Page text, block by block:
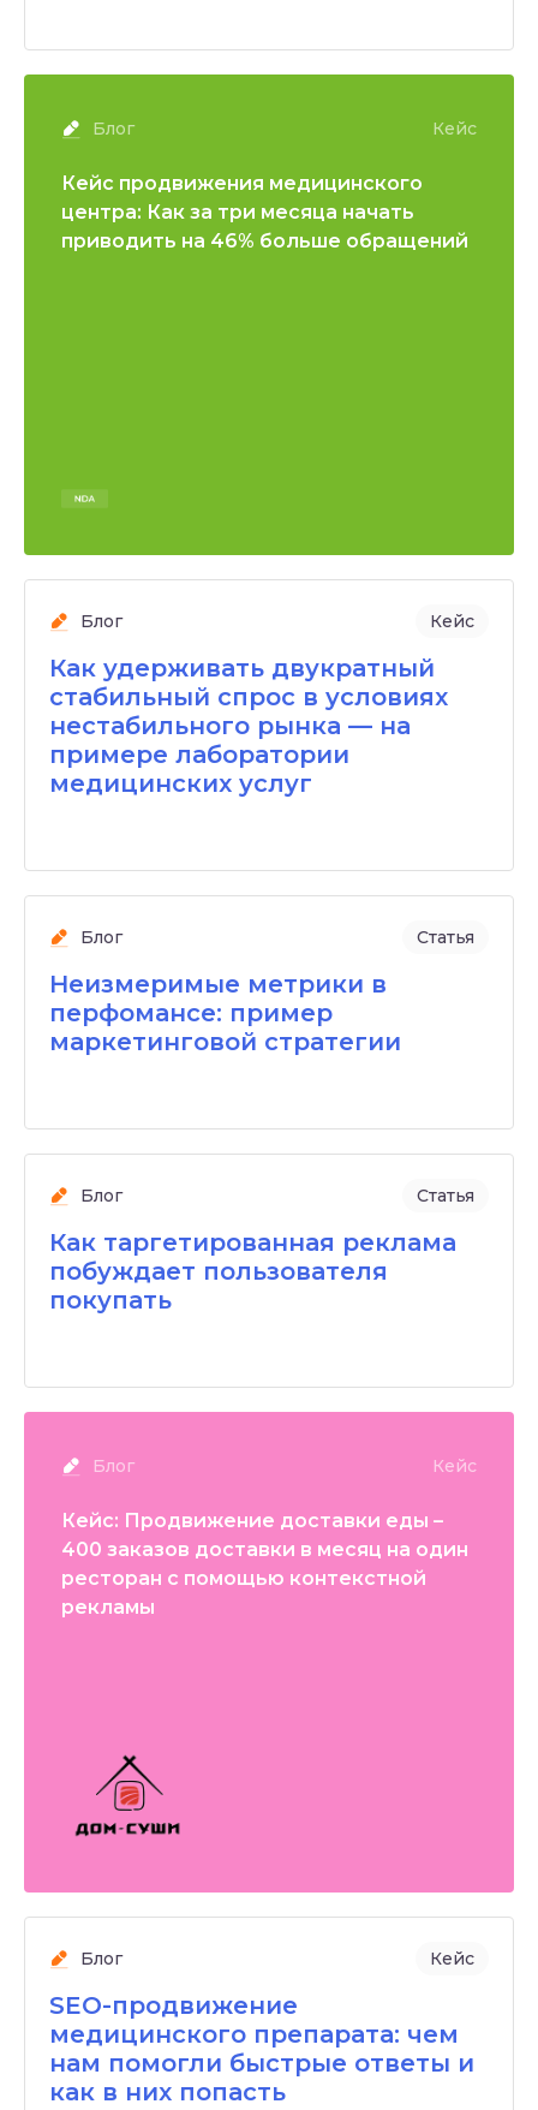
Блог Кейс
Кейс продвижения медицинского
центра: Как за три месяца начать
приводить на 46% больше обращений
Блог Кейс
Как удерживать двукратный
стабильный спрос в условиях
нестабильного рынка — на
примере лаборатории
медицинских услуг
Блог Статья
Неизмеримые метрики в
перфомансе: пример
маркетинговой стратегии
Блог Статья
Как таргетированная реклама
побуждает пользователя
покупать
Блог Кейс
Кейс: Продвижение доставки еды –
400 заказов доставки в месяц на один
ресторан с помощью контекстной
рекламы
Блог Кейс
SEO-продвижение
медицинского препарата: чем
нам помогли быстрые ответы и
как в них попасть